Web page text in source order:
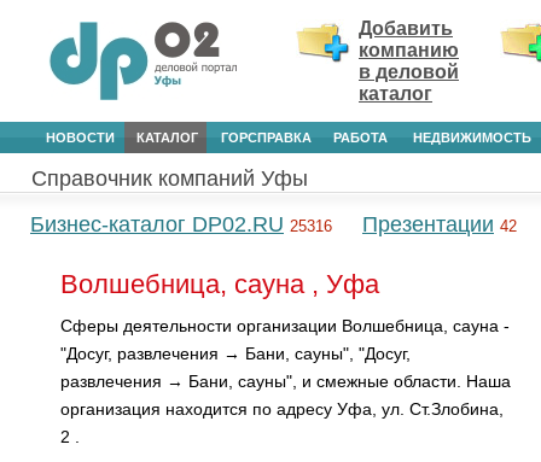
Добавить
компанию
в деловой
каталог
НОВОСТИ КАТАЛОГ ГОРСПРАВКА РАБОТА НЕДВИЖИМОСТЬ
Справочник компаний Уфы
Бизнес-каталог DP02.RU 25316 Презентации 42
Волшебница, сауна , Уфа
Сферы деятельности организации Волшебница, сауна -
"Досуг, развлечения → Бани, сауны", "Досуг,
развлечения → Бани, сауны", и смежные области. Наша
организация находится по адресу Уфа, ул. Ст.Злобина,
2 .